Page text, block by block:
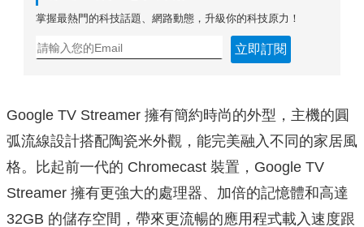
掌握最熱門的科技話題、網路動態，升級你的科技原力！
立即訂閱
Google TV Streamer 擁有簡約時尚的外型，主機的圓
弧流線設計搭配陶瓷米外觀，能完美融入不同的家居風
格。比起前一代的 Chromecast 裝置，Google TV
Streamer 擁有更強大的處理器、加倍的記憶體和高達
32GB 的儲存空間，帶來更流暢的應用程式載入速度跟